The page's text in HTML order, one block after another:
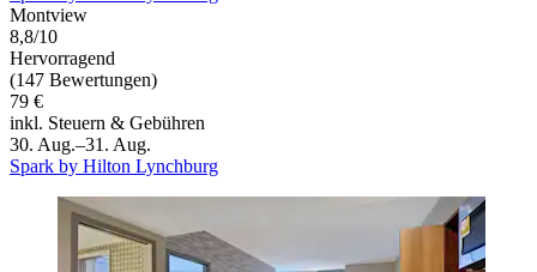
Montview
8,8/10
Hervorragend
(147 Bewertungen)
79 €
inkl. Steuern & Gebühren
30. Aug.–31. Aug.
Spark by Hilton Lynchburg